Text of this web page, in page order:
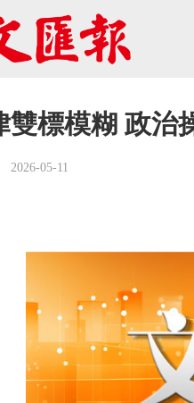
雙標模糊 政治
2026-05-11